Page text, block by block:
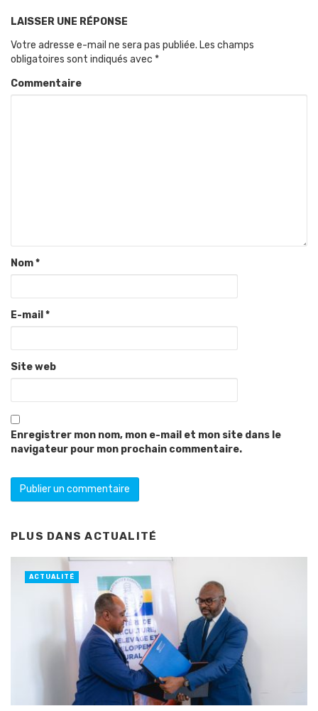
LAISSER UNE RÉPONSE
Votre adresse e-mail ne sera pas publiée. Les champs
obligatoires sont indiqués avec *
Commentaire
Nom*
E-mail *
Site web
Enregistrer mon nom, mon e-mail et mon site dans le
navigateur pour mon prochain commentaire.
PLUS DANSACTUALITÉ
ACTUALITÉ